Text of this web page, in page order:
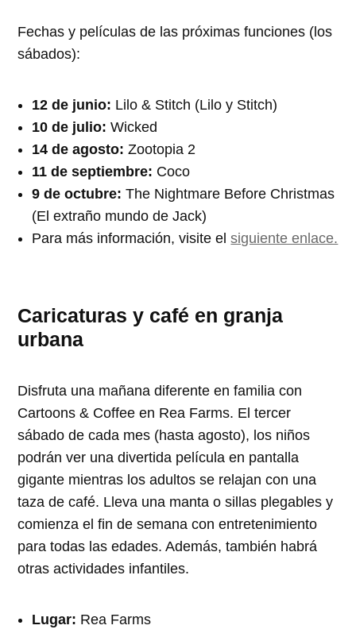
Fechas y películas de las próximas funciones (los
sábados):
12 de junio: Lilo & Stitch (Lilo y Stitch)
10 de julio:Wicked
14 de agosto:Zootopia 2
11 de septiembre: Coco
9 de octubre:The Nightmare Before Christmas
(El extraño mundo de Jack)
Para más información, visite elsiguiente enlace.
Caricaturas y café en granja
urbana
Disfruta una mañana diferente en familia con
Cartoons & Coffee en Rea Farms. El tercer
sábado de cada mes (hasta agosto), los niños
podrán ver una divertida película en pantalla
gigante mientras los adultos se relajan con una
taza de café. Lleva una manta o sillas plegables y
comienza el fin de semana con entretenimiento
para todas las edades. Además, también habrá
otras actividades infantiles.
Lugar: Rea Farms